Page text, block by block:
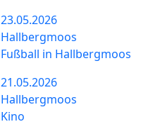
23.05.2026
Hallbergmoos
Fußball in Hallbergmoos
21.05.2026
Hallbergmoos
Kino